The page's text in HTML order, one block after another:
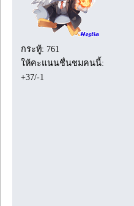
กระทู้: 761
ให้คะแนนชื่นชมคนนี้:
+37/-1